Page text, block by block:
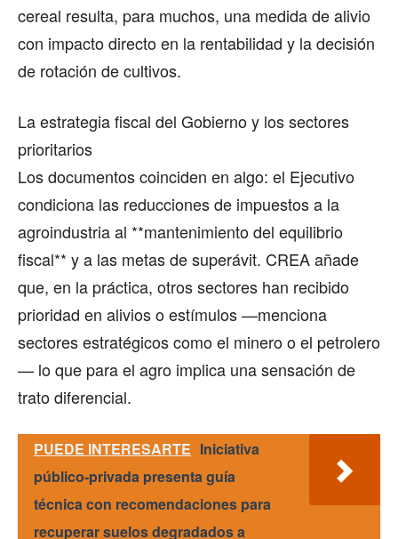
cereal resulta, para muchos, una medida de alivio
con impacto directo en la rentabilidad y la decisión
de rotación de cultivos.
La estrategia fiscal del Gobierno y los sectores
prioritarios
Los documentos coinciden en algo: el Ejecutivo
condiciona las reducciones de impuestos a la
agroindustria al **mantenimiento del equilibrio
fiscal** y a las metas de superávit. CREA añade
que, en la práctica, otros sectores han recibido
prioridad en alivios o estímulos —menciona
sectores estratégicos como el minero o el petrolero
— lo que para el agro implica una sensación de
trato diferencial.
PUEDE INTERESARTE Iniciativa
público-privada presenta guía
técnica con recomendaciones para
recuperar suelos degradados a